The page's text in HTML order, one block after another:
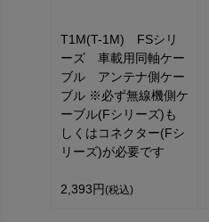
T1M(T-1M) FSシリ
ーズ 車載用同軸ケー
ブル アンテナ側ケー
ブル ※必ず無線機側ケ
ーブル(Fシリーズ)も
しくはコネクター(Fシ
リーズ)が必要です
2,393円 (税込)